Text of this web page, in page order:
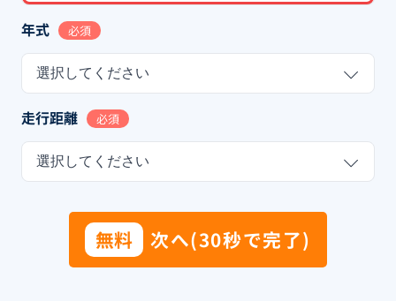
年式 必須
選択してください
走行距離 必須
選択してください
無料 次へ(30秒で完了)